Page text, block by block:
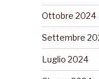
Ottobre 2024
Settembre
Luglio 2024